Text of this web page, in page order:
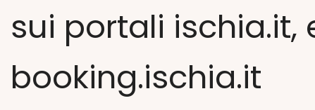
sui portali ischia.it,
booking.ischia.it